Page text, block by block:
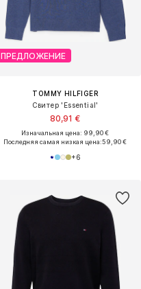
ПРЕДЛОЖЕНИЕ
TOMMY HILFIGER
Свитер 'Essential'
80,91 €
Изначальная цена: 99,90 €
Последняя самая низкая цена:59,90 €
+6